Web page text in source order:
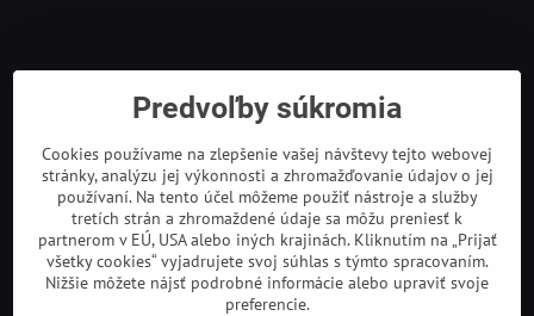
Predvoľby súkromia
Cookies používame na zlepšenie vašej návštevy tejto webovej
stránky, analýzu jej výkonnosti a zhromažďovanie údajov o jej
používaní. Na tento účel môžeme použiť nástroje a služby
tretích strán a zhromaždené údaje sa môžu preniesť k
partnerom v EÚ, USA alebo iných krajinách. Kliknutím na „Prijať
všetky cookies“ vyjadrujete svoj súhlas s týmto spracovaním.
Nižšie môžete nájsť podrobné informácie alebo upraviť svoje
preferencie.